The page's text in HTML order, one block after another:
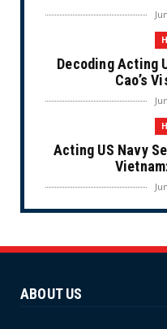
Decoding Acting
Cao’s
Acting US Navy
Ninh
ABOUT US